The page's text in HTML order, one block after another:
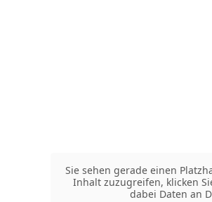
Sie sehen gerade einen
Inhalt zuzugreifen, klicken
dabei Daten an